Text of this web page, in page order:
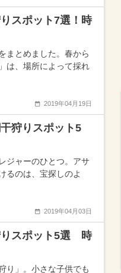
スポット7選！時
まとめました。春から
は、場所によって採れ
2019年04月19日
狩りスポット5
ジャーのひとつ。アサ
るのは、宝探しのよ
2019年04月03日
りスポット5選 時
り」。小さな子供でも